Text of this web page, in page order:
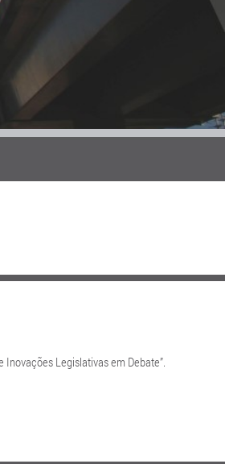
Legislativas em Debate”.